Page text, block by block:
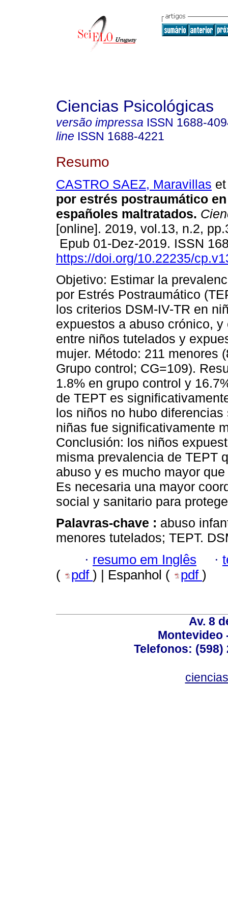
Ciencias Psicológicas
versão impressa ISSN 1688-
line ISSN 1688-4221
Resumo
CASTRO SAEZ, Maravillas
por estrés postraumático
españoles maltratados.
[online]. 2019, vol.13, n.2,
Epub 01-Dez-2019. ISSN
https://doi.org/10.22235/
Objetivo: Estimar la
por Estrés Postraumático
los criterios DSM-IV-TR en
expuestos a abuso crónico,
entre niños tutelados y
mujer. Método: 211 menores
Grupo control; CG=109).
1.8% en grupo control y
de TEPT es
los niños no hubo
niñas fue significativamente
Conclusión: los niños
misma prevalencia de TEPT
abuso y es mucho mayor
Es necesaria una mayor
social y sanitario para
Palavras-chave : abuso
menores tutelados; TEPT.
· resumo em Inglês ·
(
pdf ) | Espanhol ( pdf )
Av. 8
Montevideo
Telefonos: (598)